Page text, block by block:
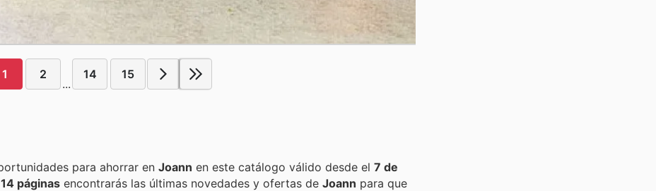
1 2
...
14 15
Encuentra las mejores promociones, descuentos y oportunidades para ahorrar en Joann en este catálogo válido desde el 7 de
14 páginas encontrarás las últimas novedades y ofertas de Joann para que